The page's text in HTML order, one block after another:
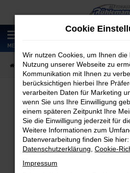
Zum
Hauptinhalt
springen
MENÜ
Startseite Fahrzeugangebote
Fehler: Network
Cookie
Wir nutzen Cookies, um Ihnen die
Nutzung unserer Webseite zu
Kommunikation mit Ihnen zu
berücksichtigen hierbei Ihre
verarbeiten Daten für Marketing
wenn Sie uns Ihre Einwilligung
einem späteren Zeitpunkt Ihre
Sie die Einwilligung jederzeit für
Weitere Informationen zum
Datenverarbeitung finden Sie hier:
Datenschutzerklärung Cookie-
Impressum